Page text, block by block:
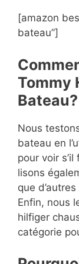
[amazon
bateau”]
Tommy
Bateau?
Nous
bateau en
pour voir
lisons
que
Enfin, nous
hilfiger
catégorie